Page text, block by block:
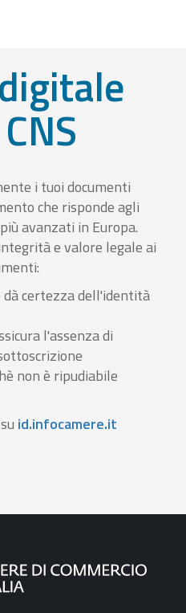
i tuoi documenti
che risponde agli
avanzati in Europa.
e valore legale ai
certezza dell'identità
l'assenza di
non è ripudiabile
id.infocamere.it